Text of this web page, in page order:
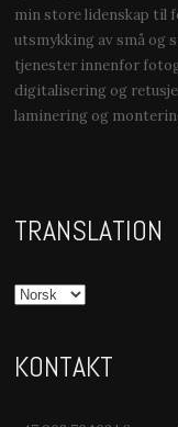
min store lidenskap til
utsmykking av små og
tjenester innenfor
digitalisering og
laminering og
TRANSLATION
KONTAKT